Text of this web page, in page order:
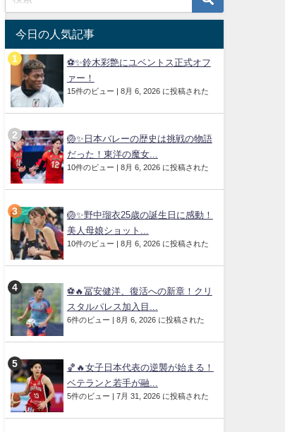
今日の人気記事
⚽✨鈴木彩艶にユベントス正式オフ
ァー！
15件のビュー 8月 6, 2026 に投稿された
🏐✨日本バレーの歴史は挑戦の物語
だった！東洋の魔女...
10件のビュー 8月 6, 2026 に投稿された
🏐✨野中瑠衣25歳の誕生日に感動！
美人母娘ショット...
10件のビュー 8月 6, 2026 に投稿された
⚽🔥冨安健洋、復活への新章！クリ
スタルパレス加入目...
6件のビュー 8月 6, 2026 に投稿された
🏀🔥女子日本代表の逆襲が始まる！
ベテランと若手が融...
5件のビュー 7月 31, 2026 に投稿された